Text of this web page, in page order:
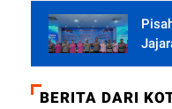
BERITA DARI